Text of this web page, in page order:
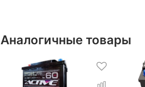
Аналогичные товары